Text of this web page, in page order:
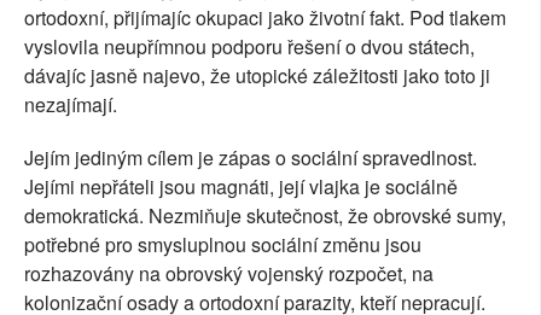
ortodoxní, přijímajíc okupaci jako životní fakt. Pod tlakem
vyslovila neupřímnou podporu řešení o dvou státech,
dávajíc jasně najevo, že utopické záležitosti jako toto ji
nezajímají.
Jejím jediným cílem je zápas o sociální spravedlnost.
Jejími nepřáteli jsou magnáti, její vlajka je sociálně
demokratická. Nezmiňuje skutečnost, že obrovské sumy,
potřebné pro smysluplnou sociální změnu jsou
rozhazovány na obrovský vojenský rozpočet, na
kolonizační osady a ortodoxní parazity, kteří nepracují.